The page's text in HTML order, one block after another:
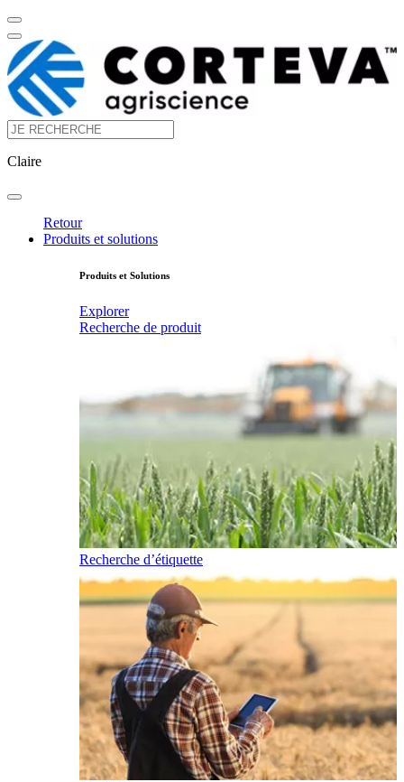
Claire
Retour
Produits et solutions
Produits et Solutions
Explorer
Recherche de produit
Recherche d’étiquette